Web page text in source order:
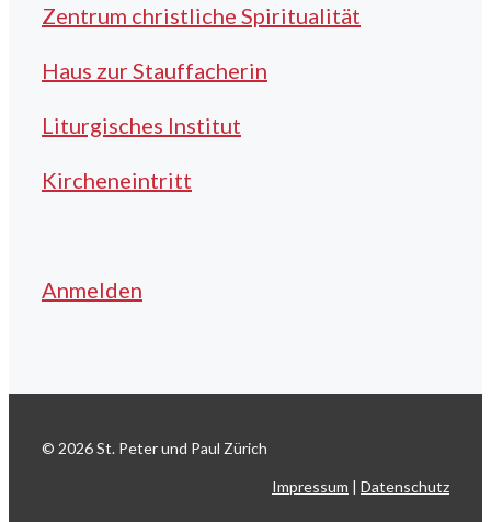
Zentrum christliche Spiritualität
Haus zur Stauffacherin
Liturgisches Institut
Kircheneintritt
Anmelden
© 2026 St. Peter und Paul Zürich
Impressum | Datenschutz